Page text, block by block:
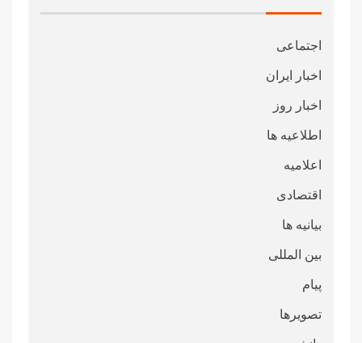
اجتماعی
اخبار ایران
اخبار روز
اطلاعیه ها
اعلامیه
اقتصادی
بیانیه ها
بین المللی
پیام
تصویرها